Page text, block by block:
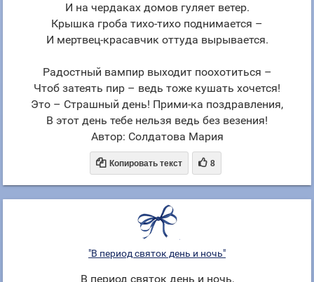
И на чердаках домов гуляет ветер.
Крышка гроба тихо-тихо поднимается –
И мертвец-красавчик оттуда вырывается.
Радостный вампир выходит поохотиться –
Чтоб затеять пир – ведь тоже кушать хочется!
Это – Страшный день! Прими-ка поздравления,
В этот день тебе нельзя ведь без везения!
Автор: Солдатова Мария
 Копировать текст  8
"В период святок день и ночь"
В период святок день и ночь,